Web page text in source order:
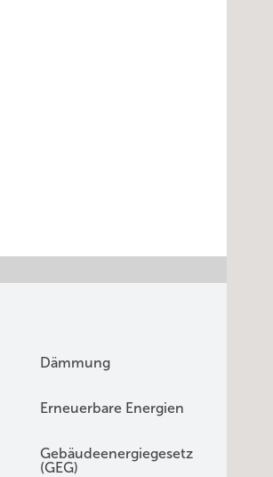
Dämmung
Erneuerbare Energien
Gebäudeenergiegesetz
(GEG)